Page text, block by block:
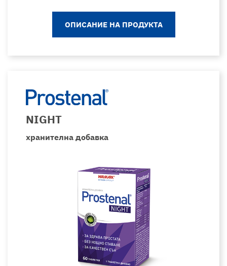
ОПИСАНИЕ НА ПРОДУКТА
NIGHT
хранителна добавка